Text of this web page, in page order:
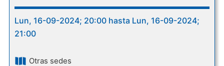
Lun, 16-09-2024; 20:00 hasta Lun, 16-09-2024;
21:00
Otras sedes